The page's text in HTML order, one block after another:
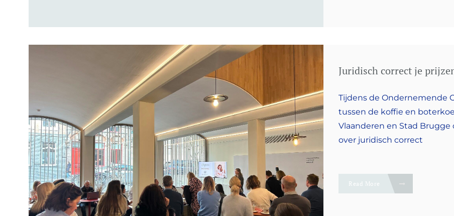
Juridisch correct je
Tijdens de Ondernemende
tussen de koffie en
Vlaanderen en Stad
over juridisch correct
Read More